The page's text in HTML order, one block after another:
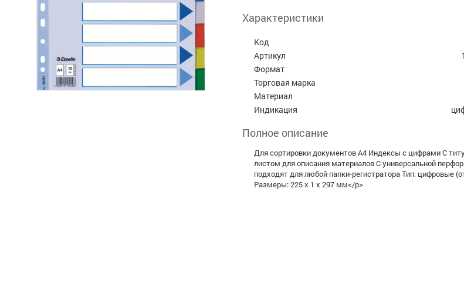
Характеристики
Код
Артикул
Формат
Торговая марка
Материал
Индикация
Полное описание
Для сортировки документов А4 Индексы с цифрами С
листом для описания материалов С универсальной
подходят для любой папки-регистратора Тип: цифровые
Размеры: 225 х 1 х 297 мм</p>